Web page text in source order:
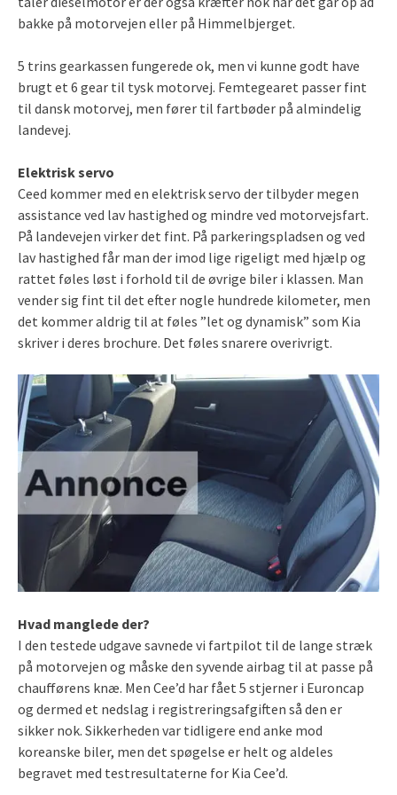
bakke på motorvejen eller på Himmelbjerget.
5 trins gearkassen fungerede ok, men vi kunne godt have
brugt et 6 gear til tysk motorvej. Femtegearet passer fint
til dansk motorvej, men fører til fartbøder på almindelig
landevej.
Elektrisk servo
Ceed kommer med en elektrisk servo der tilbyder megen
assistance ved lav hastighed og mindre ved motorvejsfart.
På landevejen virker det fint. På parkeringspladsen og ved
lav hastighed får man der imod lige rigeligt med hjælp og
rattet føles løst i forhold til de øvrige biler i klassen. Man
vender sig fint til det efter nogle hundrede kilometer, men
det kommer aldrig til at føles ”let og dynamisk” som Kia
skriver i deres brochure. Det føles snarere overivrigt.
Hvad manglede der?
I den testede udgave savnede vi fartpilot til de lange stræk
på motorvejen og måske den syvende airbag til at passe på
chaufførens knæ. Men Cee’d har fået 5 stjerner i Euroncap
og dermed et nedslag i registreringsafgiften så den er
sikker nok. Sikkerheden var tidligere end anke mod
koreanske biler, men det spøgelse er helt og aldeles
begravet med testresultaterne for Kia Cee’d.